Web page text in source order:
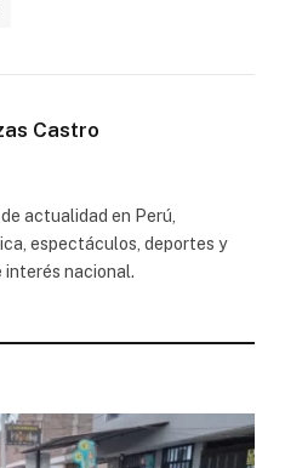
Castro
actualidad en Perú,
espectáculos, deportes y
interés nacional.